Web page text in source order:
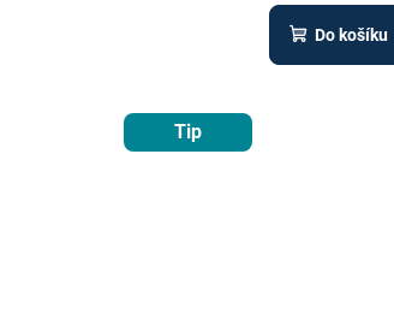
Do košíku
Tip